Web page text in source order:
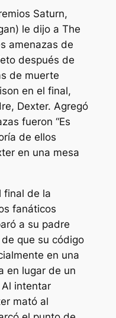
Saturn,
le dijo a The
amenazas de
después de
de muerte
en el final,
Dexter. Agregó
fueron “Es
de ellos
en una mesa
final de la
fanáticos
a su padre
que su código
en una
en lugar de un
intentar
mató al